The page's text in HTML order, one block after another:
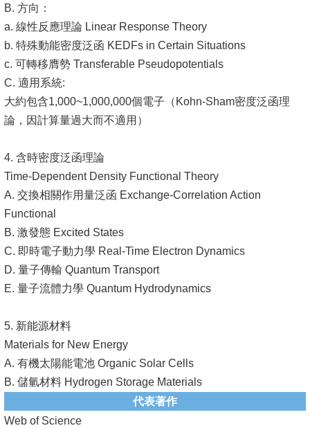
B. 方向：
a. 線性反應理論 Linear Response Theory
b. 特殊動能密度泛函 KEDFs in Certain Situations
c. 可轉移膺勢 Transferable Pseudopotentials
C. 適用系統:
大約包含1,000~1,000,000個電子（Kohn-Sham密度泛函理
論，因計算量過大而不適用）
4. 含時密度泛函理論
Time-Dependent Density Functional Theory
A. 交換相關作用量泛函 Exchange-Correlation Action
Functional
B. 激發態 Excited States
C. 即時電子動力學 Real-Time Electron Dynamics
D. 量子傳輸 Quantum Transport
E. 量子流體力學 Quantum Hydrodynamics
5. 新能源材料
Materials for New Energy
A. 有機太陽能電池 Organic Solar Cells
B. 儲氫材料 Hydrogen Storage Materials
代表著作
Web of Science